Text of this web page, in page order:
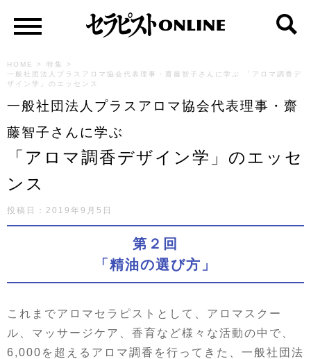
HOME > 特集
>
一般社団法人プラスアロマ協会代表理事・齋藤智子さんに学ぶ 「アロマ調香デ
ザイン学」のエッセンス
一般社団法人プラスアロマ協会代表理事・齋
藤智子さんに学ぶ
「アロマ調香デザイン学」のエッセ
ンス
投稿日：2019年9月5日
第２回
「精油の選び方」
これまでアロマセラピストとして、アロマスクー
ル、マッサージケア、香育など様々な活動の中で、
6,000を超えるアロマ調香を行ってきた、一般社団法